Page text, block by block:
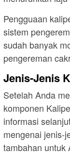
Pengguaan
sistem
sudah banyak
pengereman
Jenis-Jenis
Setelah Anda
komponen
informasi
mengenai jenis-
tambahan untuk